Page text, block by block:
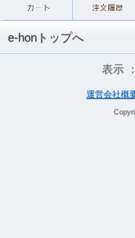
e-honトップへ
表示 ：
運営会社概